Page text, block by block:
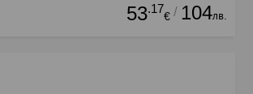
53.17
€ / 104лв.